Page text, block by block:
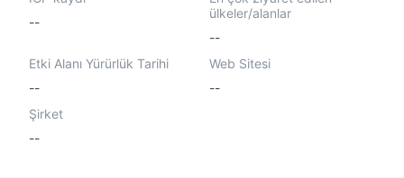
--
ülkeler/alanlar
--
Etki Alanı Yürürlük Tarihi
--
Web Sitesi
--
Şirket
--